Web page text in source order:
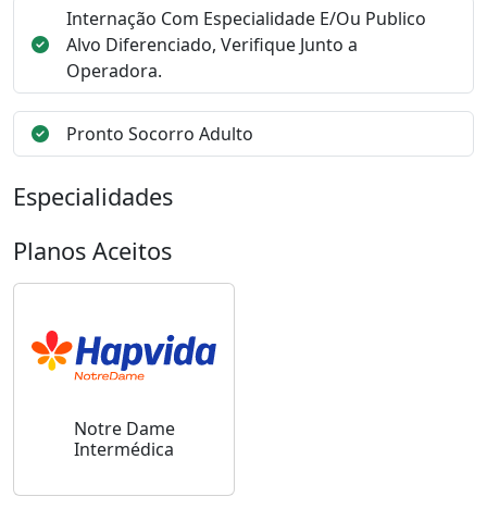
Internação Com Especialidade E/Ou Publico
Alvo Diferenciado, Verifique Junto a
Operadora.
Pronto Socorro Adulto
Especialidades
Planos Aceitos
Notre Dame
Intermédica